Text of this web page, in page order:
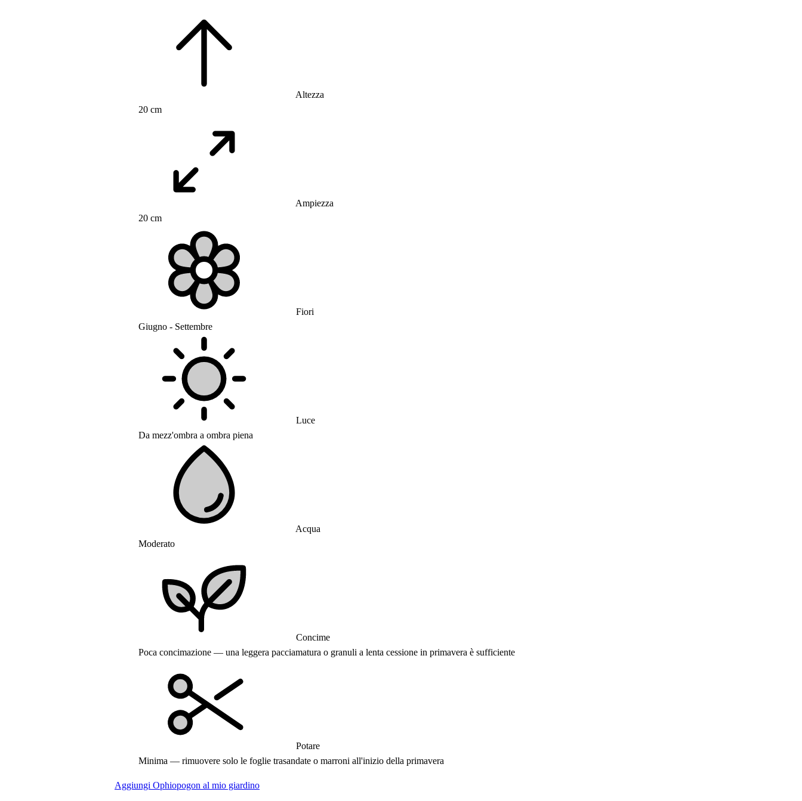
Altezza
20 cm
Ampiezza
20 cm
Fiori
Giugno - Settembre
Luce
Da mezz'ombra a ombra piena
Acqua
Moderato
Concime
Poca concimazione — una leggera pacciamatura o granuli a lenta cessione in primavera è sufficiente
Potare
Minima — rimuovere solo le foglie trasandate o marroni all'inizio della primavera
Aggiungi Ophiopogon al mio giardino